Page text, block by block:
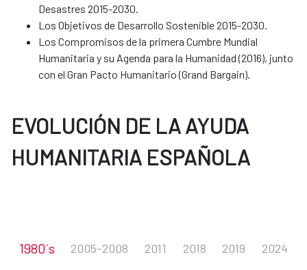
Desastres 2015-2030.
Los Objetivos de Desarrollo Sostenible 2015-2030.
Los Compromisos de la primera Cumbre Mundial
Humanitaria y su Agenda para la Humanidad (2016), junto
con el Gran Pacto Humanitario (Grand Bargain).
EVOLUCIÓN DE LA AYUDA
HUMANITARIA ESPAÑOLA
1980´s 2005-2008 2011 2018 2019 2024